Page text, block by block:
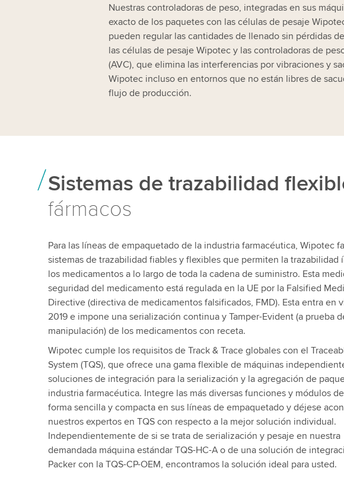
Nuestras controladoras de peso, integradas en sus
exacto de los paquetes con las células de pesaje
pueden regular las cantidades de llenado sin pérdidas
las células de pesaje Wipotec y las controladoras de
(AVC), que elimina las interferencias por vibraciones y
Wipotec incluso en entornos que no están libres de
flujo de producción.
Sistemas de trazabilidad
fármacos
Para las líneas de empaquetado de la industria farmacéutica, Wipotec
sistemas de trazabilidad fiables y flexibles que permiten la trazabilidad
los medicamentos a lo largo de toda la cadena de suministro. Esta
seguridad del medicamento está regulada en la UE por la Falsified
Directive (directiva de medicamentos falsificados, FMD). Esta entra en
2019 e impone una serialización continua y Tamper-Evident (a prueba
manipulación) de los medicamentos con receta.
Wipotec cumple los requisitos de Track & Trace globales con el
System (TQS), que ofrece una gama flexible de máquinas
soluciones de integración para la serialización y la agregación de
industria farmacéutica. Integre las más diversas funciones y módulos
forma sencilla y compacta en sus líneas de empaquetado y déjese
nuestros expertos en TQS con respecto a la mejor solución individual.
Independientemente de si se trata de serialización y pesaje en nuestra
demandada máquina estándar TQS-HC-A o de una solución de
Packer con la TQS-CP-OEM, encontramos la solución ideal para usted.